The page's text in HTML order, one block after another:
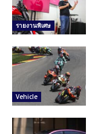
รายงานพิเศษ
Vehicle